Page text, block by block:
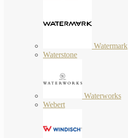
Watermark
Waterstone
Waterworks
Webert